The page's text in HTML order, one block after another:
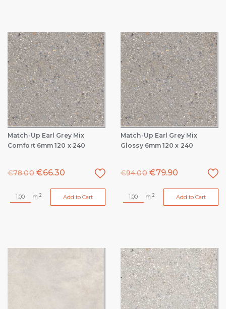
Match-Up Earl Grey Mix
Comfort 6mm 120 x 240
€78.00 €66.30
m 2 Add to Cart
Match-Up Earl Grey Mix
Glossy 6mm 120 x 240
€94.00 €79.90
m 2 Add to Cart